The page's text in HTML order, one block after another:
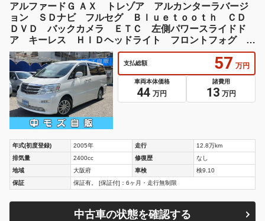
アルファードＧ ＡＸ トレゾア アルカンターラバージ
ョン ＳＤナビ フルセグ Ｂｌｕｅｔｏｏｔｈ ＣＤ
ＤＶＤ バックカメラ ＥＴＣ 左側パワースライドド
ア キーレス ＨＩＤヘッドライト フロントフォグ オ
ートライト 社外アルミホイール
支払総額 57 万円
車両本体価格
44 万円
諸費用
13 万円
年式(初度登録) 2005年 走行
12.8万km
排気量
2400cc 修復歴
なし
地域
大阪府 車検
検9.10
保証
保証有。 [保証付]：6ヶ月・走行無制限
中古車の状態を確認する